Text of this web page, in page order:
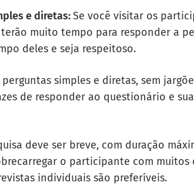
e diretas:Se você visitar os
muito tempo para responder a
deles e seja respeitoso.
simples e diretas, sem
de responder ao questionário e
deve ser breve, com duração
o participante com muitos
individuais são preferíveis.